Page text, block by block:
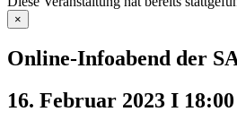
×
Online-Infoabend der
16. Februar 2023 I 18:00